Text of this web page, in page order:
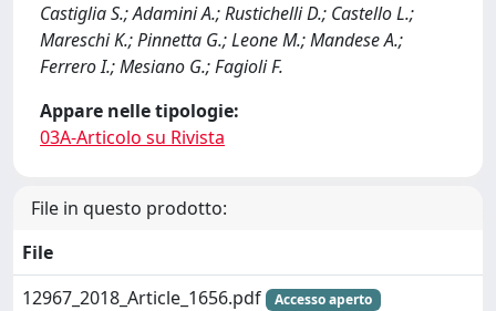
Castiglia S.; Adamini A.; Rustichelli D.; Castello L.;
Mareschi K.; Pinnetta G.; Leone M.; Mandese A.;
Ferrero I.; Mesiano G.; Fagioli F.
Appare nelle tipologie:
03A-Articolo su Rivista
File in questo prodotto:
File
12967_2018_Article_1656.pdf
Accesso aperto